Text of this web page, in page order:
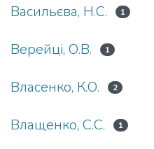
Васильєва, Н.С. 1
Верейці, О.В. 1
Власенко, К.О. 2
Влащенко, С.С. 1